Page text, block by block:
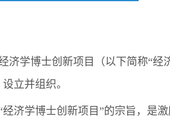
济学博士创新项目（以下简称“
设立并组织。
经济学博士创新项目”的宗旨，是